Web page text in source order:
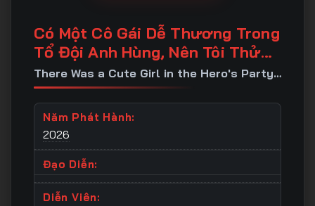
Có Một Cô Gái Dễ Thương Trong
Tổ Đội Anh Hùng, Nên Tôi Thử
Tỏ Tình
There Was a Cute Girl in the Hero's Party,
so I Tried Confessing to Her
Năm Phát Hành:
2026
Đạo Diễn:
Diễn Viên: